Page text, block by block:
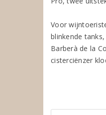
Voor
blinkende
Barberà de la
cisterciënzer